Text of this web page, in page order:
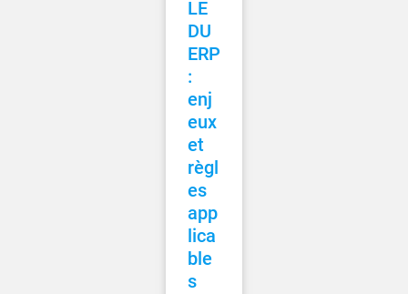
LE
DU
ERP
:
enj
eux
et
règl
es
app
lica
ble
s